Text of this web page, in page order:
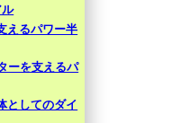
えるパワー半
ーを支えるパ
としてのダイ